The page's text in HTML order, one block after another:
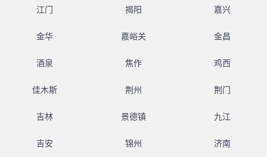
江门 揭阳 嘉兴
金华 嘉峪关 金昌
酒泉 焦作 鸡西
佳木斯 荆州 荆门
吉林 景德镇 九江
吉安 锦州 济南